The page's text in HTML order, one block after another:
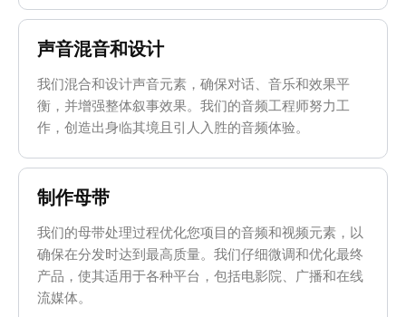
声音混音和设计
我们混合和设计声音元素，确保对话、音乐和效果平
衡，并增强整体叙事效果。我们的音频工程师努力工
作，创造出身临其境且引人入胜的音频体验。
制作母带
我们的母带处理过程优化您项目的音频和视频元素，以
确保在分发时达到最高质量。我们仔细微调和优化最终
产品，使其适用于各种平台，包括电影院、广播和在线
流媒体。